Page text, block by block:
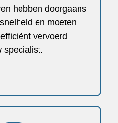
hebben doorgaans
en moeten
vervoerd
specialist.